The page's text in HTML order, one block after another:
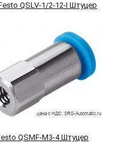
QSLV-1/2-12-I Штуцер
QSMF-M3-4 Штуцер